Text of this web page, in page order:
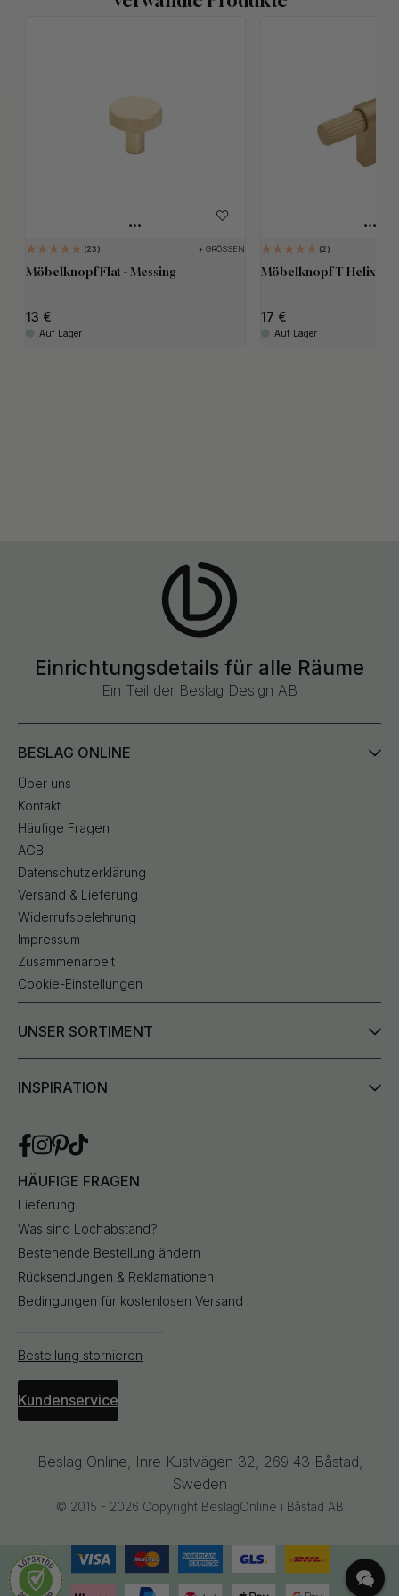
23 + GRÖSSEN
Möbelknopf Flat - Messing
13
Auf Lager
2
Möbelknopf T Helix
17
Auf Lager
Einrichtungsdetails für alle Räume
Ein Teil der Beslag Design AB
BESLAG ONLINE
Über uns
Kontakt
Häufige Fragen
AGB
Datenschutzerklärung
Versand & Lieferung
Widerrufsbelehrung
Impressum
Zusammenarbeit
Cookie-Einstellungen
UNSER SORTIMENT
INSPIRATION
HÄUFIGE FRAGEN
Lieferung
Was sind Lochabstand?
Bestehende Bestellung ändern
Rücksendungen & Reklamationen
Bedingungen für kostenlosen Versand
Bestellung stornieren
Kundenservice
Beslag Online, Inre Kustvägen 32, 269 43 Båstad,
Sweden
© 2015 - 2026 Copyright BeslagOnline i Båstad AB